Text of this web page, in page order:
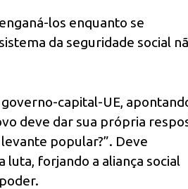
los enquanto se
da seguridade social
capital-UE,
deve dar sua própria
popular?”. Deve
luta, forjando a aliança social